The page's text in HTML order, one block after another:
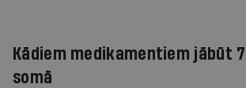
Kādiem medikamentiem jābūt
somā